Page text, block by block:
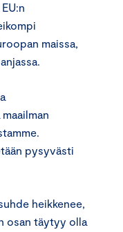
maissa,
pysyvästi
heikkenee,
osan täytyy olla